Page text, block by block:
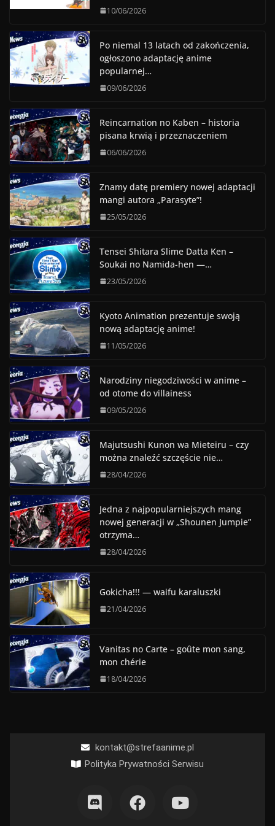
10/06/2026
Po niemal 13 latach od zakończenia,
ogłoszono adaptację anime
popularnej…
09/06/2026
Reincarnation no Kaben – historia
pisana krwią i przeznaczeniem
06/06/2026
Znamy datę premiery nowej adaptacji
mangi autora „Parasyte”!
25/05/2026
Tensei Shitara Slime Datta Ken –
Soukai no Namida-hen —…
23/05/2026
Kyoto Animation prezentuje swoją
nową adaptację anime!
11/05/2026
Narodziny niegodziwości w anime –
od otome do villainess
09/05/2026
Majutsushi Kunon wa Mieteiru – czy
można znaleźć szczęście nie…
28/04/2026
Jedna z najpopularniejszych mang
nowej generacji w „Shounen Jumpie”
otrzyma…
28/04/2026
Gokicha!!! — waifu karaluszki
21/04/2026
Vanitas no Carte – goûte mon sang,
mon chérie
18/04/2026
kontakt@strefaanime.pl
Polityka Prywatności Serwisu